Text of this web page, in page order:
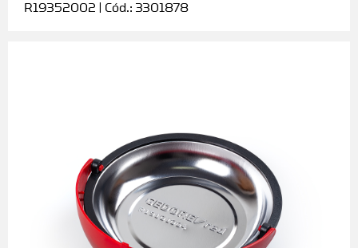
R19352002 | Cód.: 3301878